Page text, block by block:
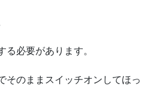
必要があります。
そのままスイッチオンしてほっ